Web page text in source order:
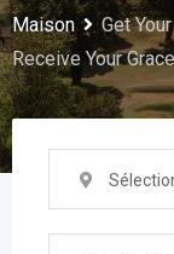
Maison
Get
Receive Your